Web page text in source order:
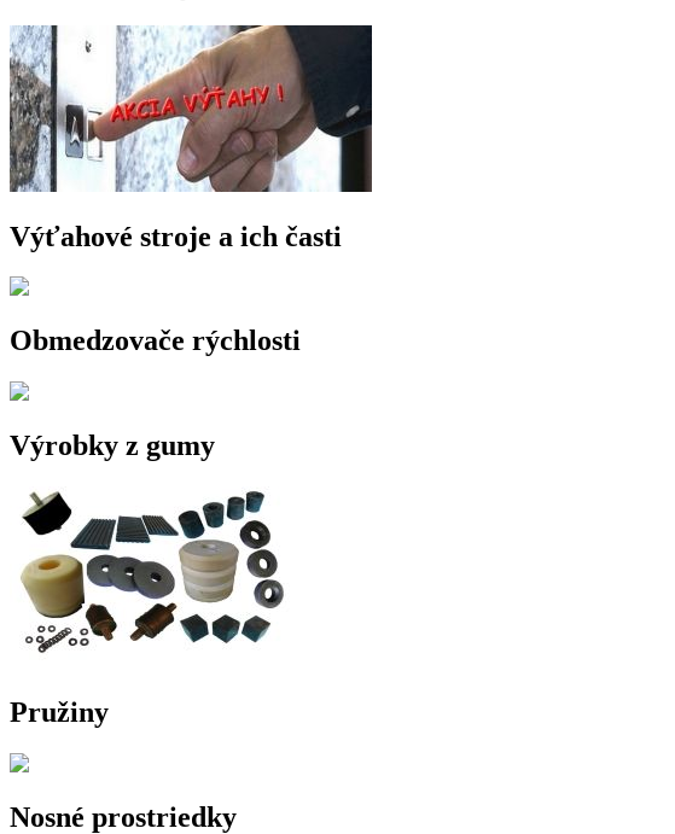
Výťahové stroje a ich časti
Obmedzovače rýchlosti
Výrobky z gumy
Pružiny
Nosné prostriedky